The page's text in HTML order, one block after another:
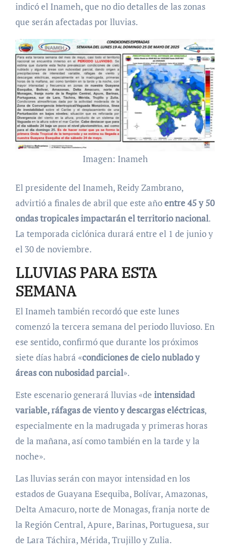
indicó el Inameh, que no dio detalles de las zonas
que serán afectadas por lluvias.
Imagen: Inameh
El presidente del Inameh, Reidy Zambrano,
advirtió a finales de abril que este añoentre 45 y 50
ondas tropicales impactarán el territorio nacional.
La temporada ciclónica durará entre el 1 de junio y
el 30 de noviembre.
LLUVIAS PARA ESTA
SEMANA
El Inameh también recordó que este lunes
comenzó la tercera semana del periodo lluvioso. En
ese sentido, confirmó que durante los próximos
siete días habrá «condiciones de cielo nublado y
áreas con nubosidad parcial».
Este escenario generará lluvias «de intensidad
variable, ráfagas de viento y descargas eléctricas,
especialmente en la madrugada y primeras horas
de la mañana, así como también en la tarde y la
noche».
Las lluvias serán con mayor intensidad en los
estados de Guayana Esequiba, Bolívar, Amazonas,
Delta Amacuro, norte de Monagas, franja norte de
la Región Central, Apure, Barinas, Portuguesa, sur
de Lara Táchira, Mérida, Trujillo y Zulia.